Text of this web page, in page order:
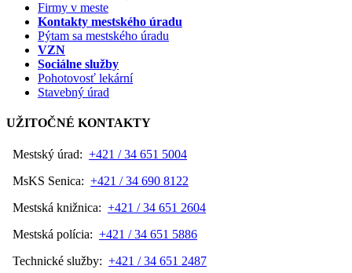
Firmy v meste
Kontakty mestského úradu
Pýtam sa mestského úradu
VZN
Sociálne služby
Pohotovosť lekární
Stavebný úrad
UŽITOČNÉ KONTAKTY
Mestský úrad: +421 / 34 651 5004
MsKS Senica: +421 / 34 690 8122
Mestská knižnica: +421 / 34 651 2604
Mestská polícia: +421 / 34 651 5886
Technické služby: +421 / 34 651 2487